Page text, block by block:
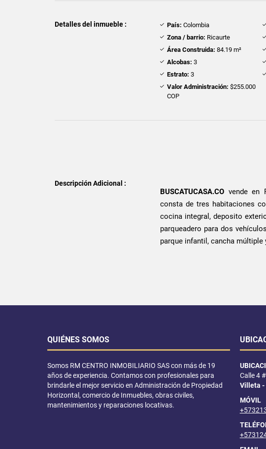
Detalles del inmueble : País: Colombia
Zona / barrio: Ricaurte
Área Construida: 84.19 m²
Alcobas: 3
Estrato: 3
Valor Administración: $255.000
COP
Descripción Adicional :
BUSCATUCASA.CO vende en
consta de tres habitaciones
cocina integral, deposito
parqueadero para dos
parque infantil, cancha múltiple
QUIÉNES SOMOS
Somos RM CENTRO INMOBILIARIO SAS con más de 19
años de experiencia. Contamos con profesionales para
brindarle el mejor servicio en Administración de Propiedad
Horizontal, comercio de Inmuebles, obras civiles,
mantenimientos y reparaciones locativas.
Calle 4
Villeta -
MÓVIL